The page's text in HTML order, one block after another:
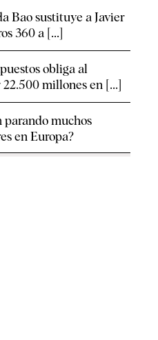
Bao sustituye a Javier
360 a [...]
obliga al
millones en [...]
parando muchos
en Europa?